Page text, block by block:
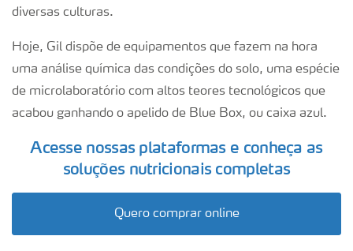
diversas culturas.
Hoje, Gil dispõe de equipamentos que fazem na hora
uma análise química das condições do solo, uma espécie
de microlaboratório com altos teores tecnológicos que
acabou ganhando o apelido de Blue Box, ou caixa azul.
Acesse nossas plataformas e conheça as
soluções nutricionais completas
Quero comprar online